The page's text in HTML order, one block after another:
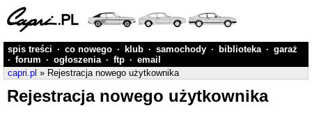
spis treści · co nowego · klub · samochody · biblioteka · garaż
· forum · ogłoszenia · ftp · email
capri.pl » Rejestracja nowego użytkownika
Rejestracja nowego użytkownika